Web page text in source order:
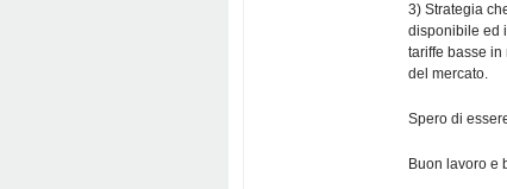
3) Strategia
disponibile ed
tariffe basse in
del mercato.
Spero di
Buon lavoro e